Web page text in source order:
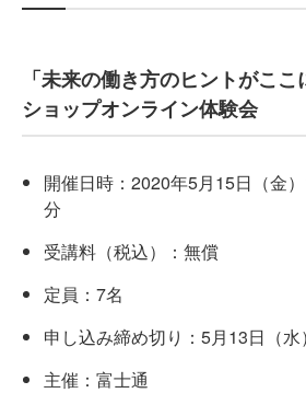
「未来の働き方のヒントがこ
ショップオンライン体験会
開催日時：2020年5月15日（金
分
受講料（税込）：無償
定員：7名
申し込み締め切り：5月13日（
主催：富士通